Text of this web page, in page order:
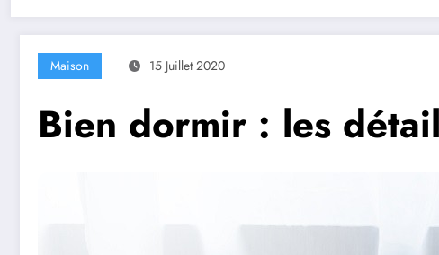
Maison 15 Juillet 2020
Bien dormir : les